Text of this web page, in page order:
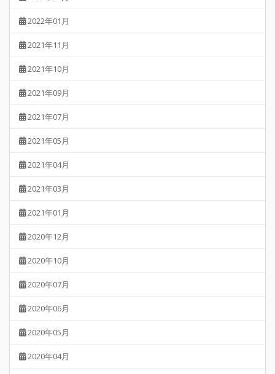
2022年01月
2021年11月
2021年10月
2021年09月
2021年07月
2021年05月
2021年04月
2021年03月
2021年01月
2020年12月
2020年10月
2020年07月
2020年06月
2020年05月
2020年04月